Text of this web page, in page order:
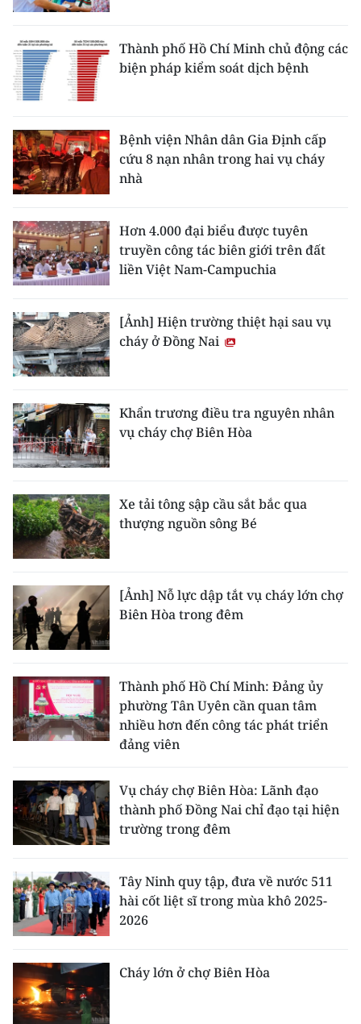
Thành phố Hồ Chí Minh chủ động các
biện pháp kiểm soát dịch bệnh
Bệnh viện Nhân dân Gia Định cấp
cứu 8 nạn nhân trong hai vụ cháy
nhà
Hơn 4.000 đại biểu được tuyên
truyền công tác biên giới trên đất
liền Việt Nam-Campuchia
[Ảnh] Hiện trường thiệt hại sau vụ
cháy ở Đồng Nai
Khẩn trương điều tra nguyên nhân
vụ cháy chợ Biên Hòa
Xe tải tông sập cầu sắt bắc qua
thượng nguồn sông Bé
[Ảnh] Nỗ lực dập tắt vụ cháy lớn chợ
Biên Hòa trong đêm
Thành phố Hồ Chí Minh: Đảng ủy
phường Tân Uyên cần quan tâm
nhiều hơn đến công tác phát triển
đảng viên
Vụ cháy chợ Biên Hòa: Lãnh đạo
thành phố Đồng Nai chỉ đạo tại hiện
trường trong đêm
Tây Ninh quy tập, đưa về nước 511
hài cốt liệt sĩ trong mùa khô 2025-
2026
Cháy lớn ở chợ Biên Hòa